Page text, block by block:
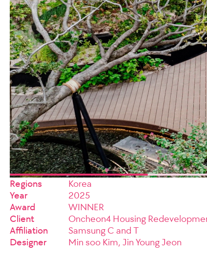
Regions
Korea
Year
2025
Award
WINNER
Client
Oncheon4 Housing
Affiliation
Samsung C and T
Designer
Min soo Kim, Jin Young Jeon